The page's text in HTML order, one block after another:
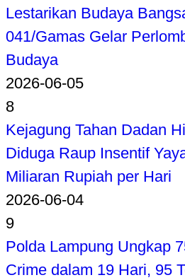
Lestarikan Budaya
041/Gamas Gelar
Budaya
2026-06-05
8
Kejagung Tahan Dadan
Diduga Raup Insentif
Miliaran Rupiah per Hari
2026-06-04
9
Polda Lampung Ungkap
Crime dalam 19 Hari, 95